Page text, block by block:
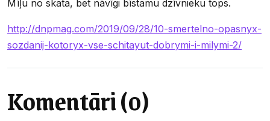
Mīļu no skata, bet nāvīgi bīstamu dzīvnieku tops.
http://dnpmag.com/2019/09/28/10-smertelno-opasnyx-
sozdanij-kotoryx-vse-schitayut-dobrymi-i-milymi-2/
Komentāri (0)